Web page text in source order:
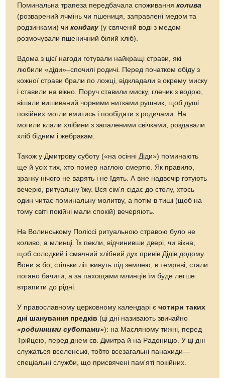
Поминальна трапеза передбачала споживання колива
(розварений ячмінь чи пшениця, заправлені медом та
родзинками) чикондаку (у свяченій воді з медом
розмочували пшеничний білий хліб).
Вдома з цієї нагоди готували найкращі страви, які
любили «діди»–спочилі родичі. Перед початком обіду з
кожної страви брали по ложці, відкладали в окрему миску
і ставили на вікно. Поруч ставили миску, глечик з водою,
вішали вишиваний чорними нитками рушник, щоб душі
покійних могли вмитись і пообідати з родичами. На
могили клали хлібини з запаленими свічками, роздавали
хліб бідним і жебракам.
Також у Дмитрову суботу («на осінні Діди») поминають
ще й усіх тих, хто помер наглою смертю. Як правило,
зранку нічого не варять і не їдять. А вже надвечір готують
вечерю, ритуальну їжу. Вся сім'я сідає до столу, хтось
один читає поминальну молитву, а потім в тиші (щоб на
тому світі покійні мали спокій) вечеряють.
На Волинському Поліссі ритуальною стравою було не
коливо, а млинці. Їх пекли, відчинивши двері, чи вікна,
щоб солодкий і смачний хлібний дух привів Дідів додому.
Вони ж бо, стільки літ живуть під землею, в темряві, стали
погано бачити, а за пахощами млинців їм буде легше
втрапити до рідні.
У православному церковному календарі єчотири таких
дні шанування предків (ці дні називають звичайно
«родинними суботами»): на Масляному тижні, перед
Трійцею, перед днем св. Дмитра й на Радоницю. У ці дні
служаться вселенські, тобто всезагальні панахиди—
спеціальні служби, що присвячені пам'яті покійних.